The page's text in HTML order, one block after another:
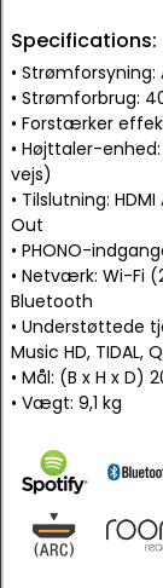
Specifications:
•
• Strømforbrug:
• Forstærker
• Højttaler-
vejs)
• Tilslutning:
Out
• PHONO-
• Netværk: Wi-Fi
Bluetooth
• Understøttede
Music HD, TIDAL,
• Mål: (B x H x D)
• Vægt: 9,1 kg